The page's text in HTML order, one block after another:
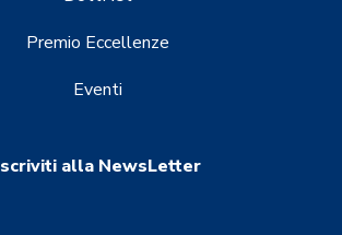
Premio Eccellenze
Eventi
alla NewsLetter